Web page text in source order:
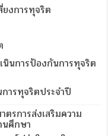
ยงการทุจริต
นินการป้องกันการทุจริต
ารทุจริตประจำปี
รการส่งเสริมความ
นศึกษา